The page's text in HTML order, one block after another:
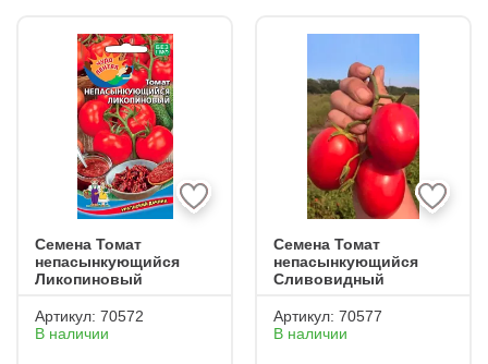
Семена Томат
непасынкующийся
Ликопиновый
Артикул: 70572
В наличии
Семена Томат
непасынкующийся
Сливовидный
Артикул: 70577
В наличии